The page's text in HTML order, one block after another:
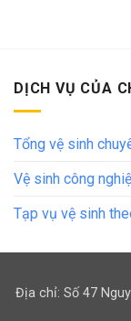
DỊCH VỤ CỦA
Tổng vệ sinh
Vệ sinh công
Tạp vụ vệ sinh
Địa chỉ: Số 47